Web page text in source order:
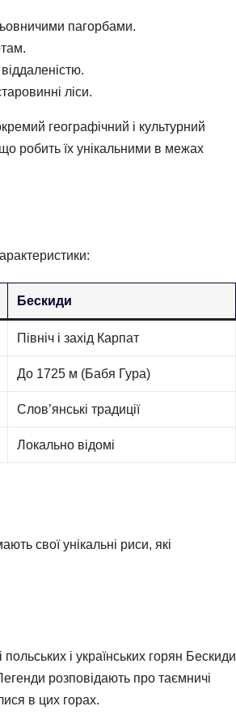
пагорбами.
ліси.
географічний і культурний
робить їх унікальними в межах
Бескиди
Північ і захід Карпат
До 1725 м (Бабя Гура)
Слов’янські традиції
Локально відомі
свої унікальні риси, які
і українських горян Бескиди
розповідають про таємничі
в цих горах.